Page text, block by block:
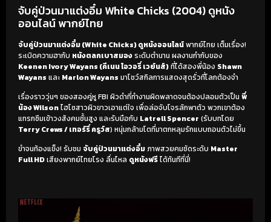
จับคู่ป่วนมาแต่งอึ๋ม White Chicks (2004) ดูหนัง
ออนไลน์ พากย์ไทย
จับคู่ป่วนมาแต่งอึ๋ม (White Chicks) ดูหนังออนไลน์พากย์ไทย เต็มเรื่อง!
ระเบิดความฮากับ หนังตลกเบาสมองระดับตำนาน ผลงานกำกับของ
Keenen Ivory Wayans (คีเนน ไอวอรี่ เวย์นส์)ที่ได้สองพี่น้อง Shawn
Wayans และ Marlon Wayans มาโชว์สกิลการแสดงสุดรั่วที่โลกต้องจำ
เรื่องราววุ่นๆ ของสองคู่หู FBI ผิวดำที่ทำงานผิดพลาดจนต้องปลอมตัวเป็น พี่
น้อง Wilsonไฮโซสาวผิวขาวเอาแต่ใจ เพื่อล่อจับโจรลักพาตัว พวกเขาต้อง
แทรกซึมเข้าวงสังคมชั้นสูง และรับมือกับ Latrell Spencer (รับบทโดย
Terry Crews / เทอร์รี่ ครูว์ส) หนุ่มกล้ามโตที่มาตกหลุมรักแบบถอนตัวไม่ขึ้น
ขำจนท้องแข็ง! รับชม จับคู่ป่วนมาแต่งอึ๋มภาพสวยคมชัดระดับ Master
Full HDเสียงพากย์ไทยโรง ลื่นไหล ดูหนังฟรีได้ทันทีที่นี่!